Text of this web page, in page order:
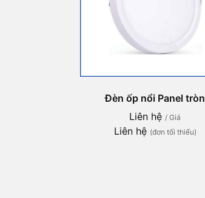
Đèn ốp nổi Panel tròn
Liên hệ/ Giá
Liên hệ (đơn tối thiểu)